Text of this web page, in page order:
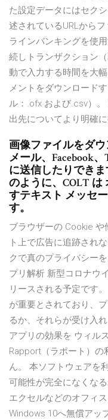
た設定データにはセク
述されているURLから
ラインバンキングを使
続しトランザクション
動で入力する時間を大
メントをダウンロード
ル：.ofx および.csv）
出先についてより明確
画像ファイルをダ
メール、Facebook
に送信したりでき
のように、COLT
すテキスト メッセ
す。
ブラウザーの Cookie
ト上で広告に追跡され
クで真のプライバシー
プリ解析 新型コロナウ
リースされる予定です
が重要とされており、
るか、それらが受け入
アプリの効果を ウィル
Rapport（ラポート）
ん。 本ソフトウェアを
可能性が完全になくな
エクセルなどのオフィ
Windows 10へ無償アッ